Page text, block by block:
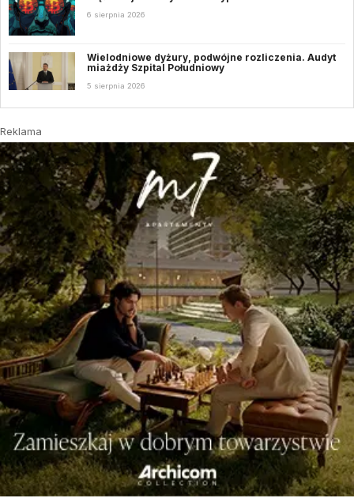
6 sierpnia 2026
Wielodniowe dyżury, podwójne rozliczenia. Audyt
miażdży Szpital Południowy
5 sierpnia 2026
Reklama